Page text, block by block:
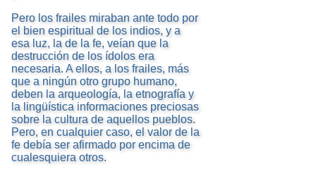
Pero los frailes miraban ante todo por
el bien espiritual de los indios, y a
esa luz, la de la fe, veían que la
destrucción de los ídolos era
necesaria. A ellos, a los frailes, más
que a ningún otro grupo humano,
deben la arqueología, la etnografía y
la lingüística informaciones preciosas
sobre la cultura de aquellos pueblos.
Pero, en cualquier caso, el valor de la
fe debía ser afirmado por encima de
cualesquiera otros.